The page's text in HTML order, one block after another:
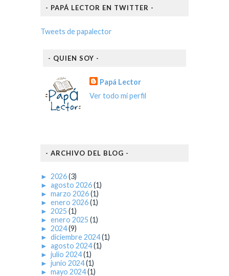
- PAPÁ LECTOR EN TWITTER -
Tweets de papalector
- QUIEN SOY -
Papá Lector
Ver todo mi perfil
- ARCHIVO DEL BLOG -
► 2026(3)
► agosto 2026(1)
► marzo 2026(1)
► enero 2026(1)
► 2025 (1)
► enero 2025 (1)
► 2024(9)
► diciembre 2024(1)
► agosto 2024(1)
► julio 2024(1)
► junio 2024(1)
► mayo 2024(1)